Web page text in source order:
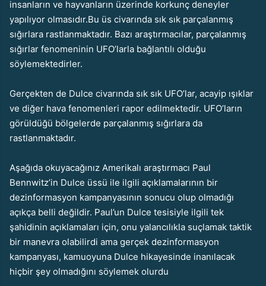
insanların ve hayvanların üzerinde korkunç deneyler
yapılıyor olmasıdır.Bu üs civarında sık sık parçalanmış
sığırlara rastlanmaktadır. Bazı araştırmacılar, parçalanmış
sığırlar fenomeninin UFO’larla bağlantılı olduğu
söylemektedirler.
Gerçekten de Dulce civarında sık sık UFO’lar, acayip ışıklar
ve diğer hava fenomenleri rapor edilmektedir. UFO’ların
görüldüğü bölgelerde parçalanmış sığırlara da
rastlanmaktadır.
Aşağıda okuyacağınız Amerikalı araştırmacı Paul
Bennwitz’in Dulce üssü ile ilgili açıklamalarının bir
dezinformasyon kampanyasının sonucu olup olmadığı
açıkça belli değildir. Paul’un Dulce tesisiyle ilgili tek
şahidinin açıklamaları için, onu yalancılıkla suçlamak taktik
bir manevra olabilirdi ama gerçek dezinformasyon
kampanyası, kamuoyuna Dulce hikayesinde inanılacak
hiçbir şey olmadığını söylemek olurdu